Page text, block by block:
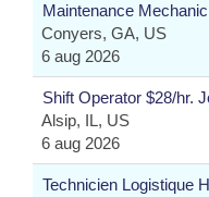
Maintenance
Conyers, GA, US
6 aug 2026
Shift Operator $28/hr.
Alsip, IL, US
6 aug 2026
Technicien Logistique